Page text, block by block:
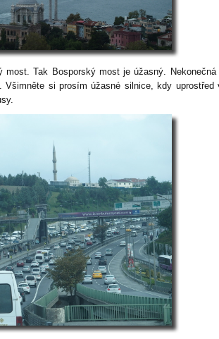
most. Tak Bosporský most je úžasný. Nekonečná
si prosím úžasné silnice, kdy uprostřed